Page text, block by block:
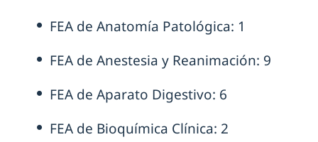
FEA de Anatomía Patológica: 1
FEA de Anestesia y Reanimación: 9
FEA de Aparato Digestivo: 6
FEA de Bioquímica Clínica: 2